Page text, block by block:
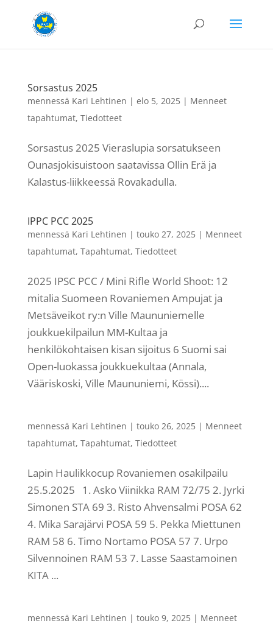
Sorsastus 2025
mennessä Kari Lehtinen | elo 5, 2025| Menneet
tapahtumat, Tiedotteet
Sorsastus 2025 Vieraslupia sorsatukseen
Ounasjokisuistoon saatavissa Ollin Erä ja
Kalastus-liikkeessä Rovakadulla.
IPPC PCC 2025
mennessä Kari Lehtinen | touko 27, 2025| Menneet
tapahtumat, Tapahtumat, Tiedotteet
2025 IPSC PCC / Mini Rifle World Shoot: 12
mitalia Suomeen Rovaniemen Ampujat ja
Metsäveikot ry:n Ville Maununiemelle
joukkuekilpailun MM-Kultaa ja
henkilökohtaisen kisan sijoitus 6 Suomi sai
Open-luokassa joukkuekultaa (Annala,
Vääriskoski, Ville Maununiemi, Kössi)....
mennessä Kari Lehtinen | touko 26, 2025| Menneet
tapahtumat, Tapahtumat, Tiedotteet
Lapin Haulikkocup Rovaniemen osakilpailu
25.5.2025 1. Asko Viinikka RAM 72/75 2. Jyrki
Simonen STA 69 3. Risto Ahvensalmi POSA 62
4. Mika Sarajärvi POSA 59 5. Pekka Miettunen
RAM 58 6. Timo Nortamo POSA 57 7. Urpo
Silvennoinen RAM 53 7. Lasse Saastamoinen
KITA ...
mennessä Kari Lehtinen | touko 9, 2025| Menneet